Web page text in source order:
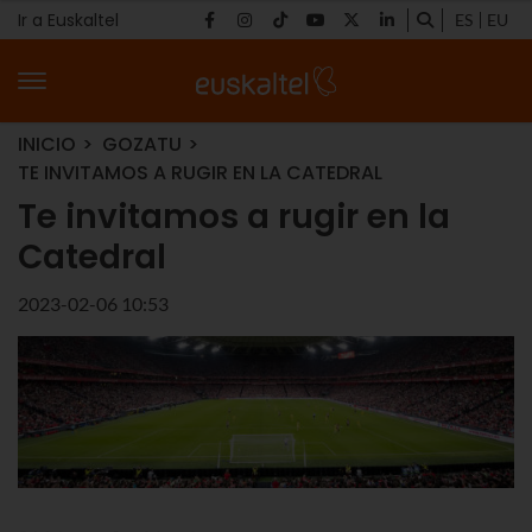
Ir a Euskaltel ES EU
INICIO
GOZATU
TE INVITAMOS A RUGIR EN LA CATEDRAL
Te invitamos a rugir en la
Catedral
2023-02-06 10:53